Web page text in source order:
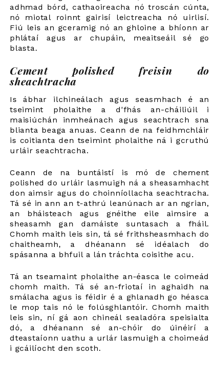
adhmad bórd, cathaoireacha nó troscán cúnta,
nó miotal roinnt gairisí leictreacha nó uirlisí.
Fiú leis an gceramig nó an ghloine a bhíonn ar
phlátaí agus ar chupáin, meaitseáil sé go
blasta.
Cement polished freisin do
sheachtracha
Is ábhar ilchineálach agus seasmhach é an
tseimint pholaithe a d'fhás an-cháiliúil i
maisiúchán inmheánach agus seachtrach sna
blianta beaga anuas. Ceann de na feidhmchláir
is coitianta den tseimint pholaithe ná i gcruthú
urláir seachtracha.
Ceann de na buntáistí is mó de chement
polished do urláir lasmuigh ná a sheasamhacht
don aimsir agus do choinníollacha seachtracha.
Tá sé in ann an t-athrú leanúnach ar an ngrian,
an bháisteach agus gnéithe eile aimsire a
sheasamh gan damáiste suntasach a fháil.
Chomh maith leis sin, tá sé frithsheasmhach do
chaitheamh, a dhéanann sé idéalach do
spásanna a bhfuil a lán tráchta coisithe acu.
Tá an tseamaint pholaithe an-éasca le coimeád
chomh maith. Tá sé an-friotaí in aghaidh na
smálacha agus is féidir é a ghlanadh go héasca
le mop tais nó le folúsghlantóir. Chomh maith
leis sin, ní gá aon chineál sealadóra speisialta
dó, a dhéanann sé an-chóir do úinéirí a
dteastaíonn uathu a urlár lasmuigh a choimeád
i gcáilíocht den scoth.